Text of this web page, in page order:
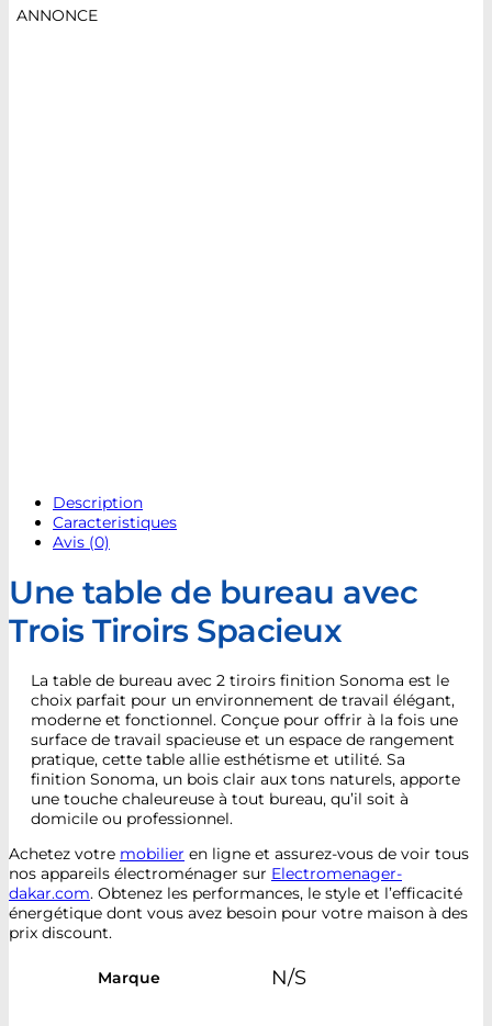
ANNONCE
Description
Caracteristiques
Avis (0)
Une table de bureau avec
Trois Tiroirs Spacieux
La table de bureau avec 2 tiroirs finition Sonoma est le
choix parfait pour un environnement de travail élégant,
moderne et fonctionnel. Conçue pour offrir à la fois une
surface de travail spacieuse et un espace de rangement
pratique, cette table allie esthétisme et utilité. Sa
finition Sonoma, un bois clair aux tons naturels, apporte
une touche chaleureuse à tout bureau, qu’il soit à
domicile ou professionnel.
Achetez votre mobilier en ligne et assurez-vous de voir tous
nos appareils électroménager sur Electromenager-
dakar.com. Obtenez les performances, le style et l’efficacité
énergétique dont vous avez besoin pour votre maison à des
prix discount.
Marque N/S